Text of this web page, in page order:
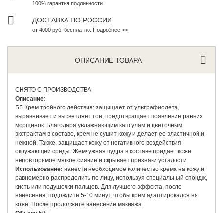
100% гарантия подлинности
ДОСТАВКА ПО РОССИИ
от 4000 руб. бесплатно. Подробнее >>
ОПИСАНИЕ ТОВАРА
СНЯТО С ПРОИЗВОДСТВА
Описание:
ББ Крем тройного действия: защищает от ультрафиолета,
выравнивает и высветляет тон, предотвращает появление ранних
морщинок. Благодаря увлажняющим капсулам и цветочным
экстрактам в составе, крем не сушит кожу и делает ее эластичной и
нежной. Также, защищает кожу от негативного воздействия
окружающей среды. Жемчужная пудра в составе придает коже
неповторимое мягкое сияние и скрывает признаки усталости.
Использование: нанести необходимое количество крема на кожу и
равномерно распределить по лицу, используя специальный спондж,
кисть или подушечки пальцев. Для лучшего эффекта, после
нанесения, подождите 5-10 минут, чтобы крем адаптировался на
коже. После продолжите нанесение макияжа.